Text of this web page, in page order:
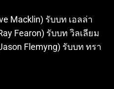
Macklin) รับบท เอลล่า
Fearon) รับบท วิลเลียม
Flemyng) รับบท ทรา